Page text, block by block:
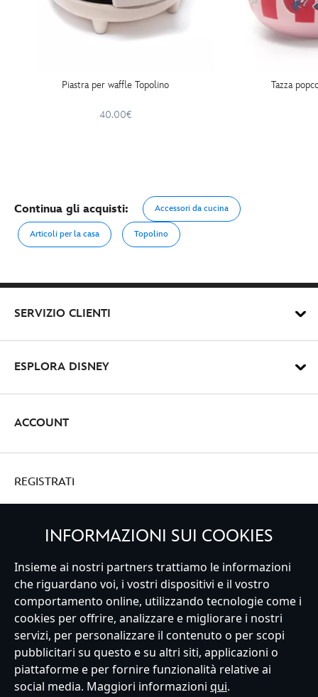
Piastra per waffle Topolino
40.00€
Tazza
Continua gli acquisti: Accessori da cucina
Articoli per la casa Topolino
SERVIZIO CLIENTI
ESPLORA DISNEY
ACCOUNT
REGISTRATI
Italy
Servizio Clienti Termini d'Uso Trova Negozio
Mappa del Sito
Normativa Europea sul trattamento dei dati personali
Informativa sulla privacy
Politica dei Cookie
Informativa sulla privacy UE
Termini e Condizioni generali
Gestisci le impostazioni dei Cookies
s172 Statements
INFORMAZIONI SUI COOKIES
Insieme ai nostri partners trattiamo le informazioni
che riguardano voi, i vostri dispositivi e il vostro
comportamento online, utilizzando tecnologie come i
cookies per offrire, analizzare e migliorare i nostri
servizi, per personalizzare il contenuto o per scopi
pubblicitari su questo e su altri siti, applicazioni o
piattaforme e per fornire funzionalità relative ai
social media. Maggiori informazioni qui.